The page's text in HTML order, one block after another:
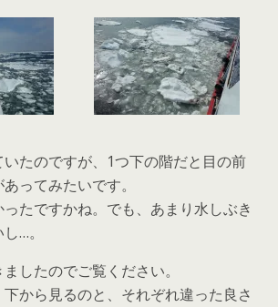
たのですが、1つ下の階だと目の前
ってみたいです。
たですかね。でも、あまり水しぶき
…。
したのでご覧ください。
から見るのと、それぞれ違った良さ